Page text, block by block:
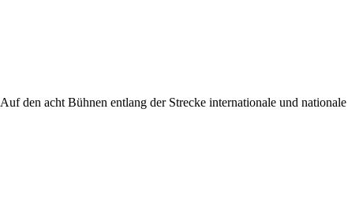
den acht Bühnen entlang der Strecke internationale und nationale